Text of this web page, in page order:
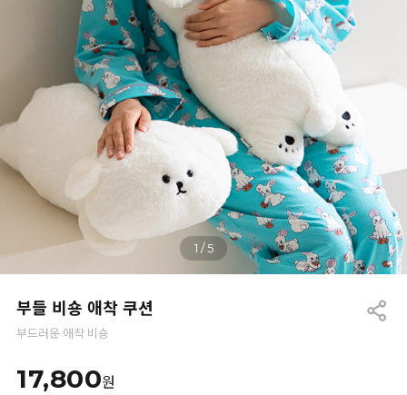
1 /5
부들 비숑 애착 쿠션
부드러운 애착 비숑
17,800원